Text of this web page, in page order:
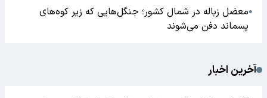
●معضل زباله در شمال کشور؛ جنگل‌هایی که زیر کوه‌های
پسماند دفن می‌شوند
آخرین اخبار